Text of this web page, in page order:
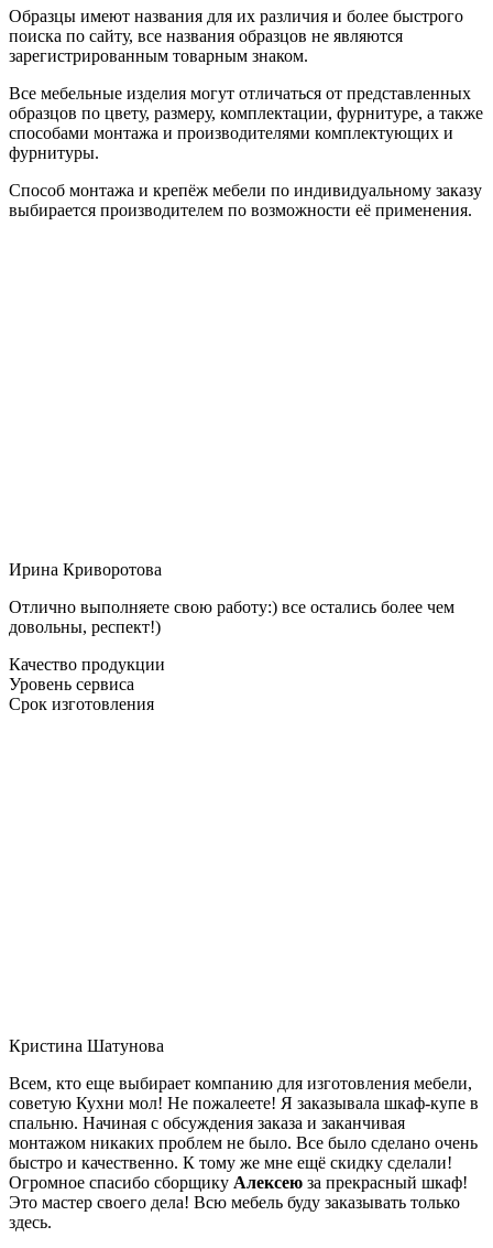
Образцы имеют названия для их различия и более быстрого
поиска по сайту, все названия образцов не являются
зарегистрированным товарным знаком.
Все мебельные изделия могут отличаться от представленных
образцов по цвету, размеру, комплектации, фурнитуре, а также
способами монтажа и производителями комплектующих и
фурнитуры.
Способ монтажа и крепёж мебели по индивидуальному заказу
выбирается производителем по возможности её применения.
Ирина Криворотова
Отлично выполняете свою работу:) все остались более чем
довольны, респект!)
Качество продукции
Уровень сервиса
Срок изготовления
Кристина Шатунова
Всем, кто еще выбирает компанию для изготовления мебели,
советую Кухни мол! Не пожалеете! Я заказывала шкаф-купе в
спальню. Начиная с обсуждения заказа и заканчивая
монтажом никаких проблем не было. Все было сделано очень
быстро и качественно. К тому же мне ещё скидку сделали!
Огромное спасибо сборщику Алексею за прекрасный шкаф!
Это мастер своего дела! Всю мебель буду заказывать только
здесь.